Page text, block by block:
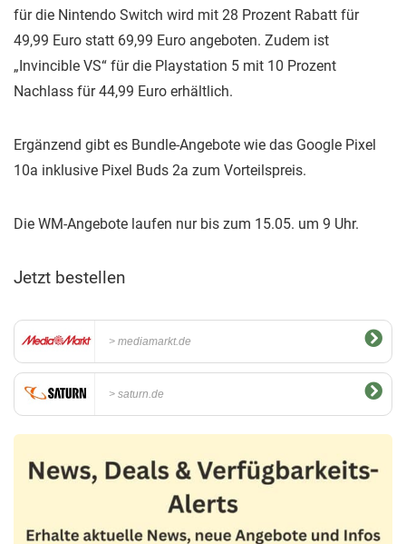
für die Nintendo Switch wird mit 28 Prozent Rabatt für
49,99 Euro statt 69,99 Euro angeboten. Zudem ist
„Invincible VS“ für die Playstation 5 mit 10 Prozent
Nachlass für 44,99 Euro erhältlich.
Ergänzend gibt es Bundle-Angebote wie das Google Pixel
10a inklusive Pixel Buds 2a zum Vorteilspreis.
Die WM-Angebote laufen nur bis zum 15.05. um 9 Uhr.
Jetzt bestellen
mediamarkt.de
saturn.de